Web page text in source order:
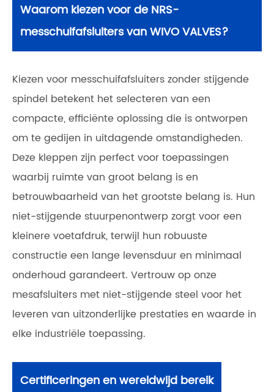
Waarom kiezen voor de NRS-
messchuifafsluiters van WIVO VALVES?
Kiezen voor messchuifafsluiters zonder stijgende
spindel betekent het selecteren van een
compacte, efficiënte oplossing die is ontworpen
om te gedijen in uitdagende omstandigheden.
Deze kleppen zijn perfect voor toepassingen
waarbij ruimte van groot belang is en
betrouwbaarheid van het grootste belang is. Hun
niet-stijgende stuurpenontwerp zorgt voor een
kleinere voetafdruk, terwijl hun robuuste
constructie een lange levensduur en minimaal
onderhoud garandeert. Vertrouw op onze
mesafsluiters met niet-stijgende steel voor het
leveren van uitzonderlijke prestaties en waarde in
elke industriële toepassing.
Certificeringen en wereldwijd bereik